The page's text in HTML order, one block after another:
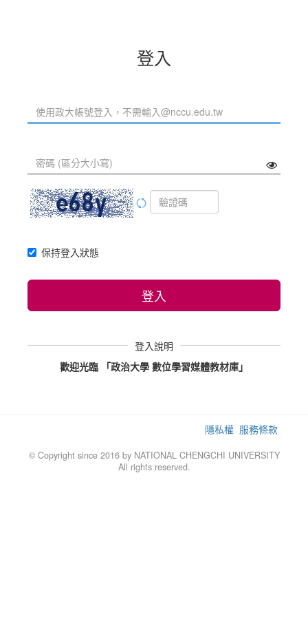
登入
保持登入狀態
登入
登入說明
歡迎光臨 「政治大學 數位學習媒體教材庫」
隱私權 服務條款
© Copyright since 2016 by NATIONAL CHENGCHI UNIVERSITY
All rights reserved.